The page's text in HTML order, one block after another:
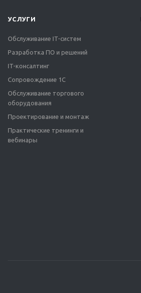
УСЛУГИ
Обслуживание IT-систем
Разработка ПО и решений
IT-консалтинг
Сопровождение 1С
Обслуживание торгового
оборудования
Проектирование и монтаж
Практические тренинги и
вебинары